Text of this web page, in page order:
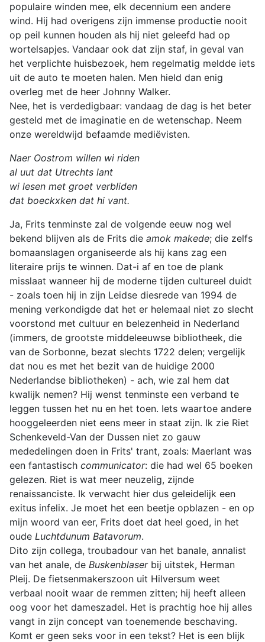
populaire winden mee, elk decennium een andere
wind. Hij had overigens zijn immense productie nooit
op peil kunnen houden als hij niet geleefd had op
wortelsapjes. Vandaar ook dat zijn staf, in geval van
het verplichte huisbezoek, hem regelmatig meldde iets
uit de auto te moeten halen. Men hield dan enig
overleg met de heer Johnny Walker.
Nee, het is verdedigbaar: vandaag de dag is het beter
gesteld met de imaginatie en de wetenschap. Neem
onze wereldwijd befaamde mediëvisten.
Naer Oostrom willen wi riden
al uut dat Utrechts lant
wi lesen met groet verbliden
dat boeckxken dat hi vant.
Ja, Frits tenminste zal de volgende eeuw nog wel
bekend blijven als de Frits die amok makede; die zelfs
bomaanslagen organiseerde als hij kans zag een
literaire prijs te winnen. Dat-i af en toe de plank
misslaat wanneer hij de moderne tijden cultureel duidt
- zoals toen hij in zijn Leidse diesrede van 1994 de
mening verkondigde dat het er helemaal niet zo slecht
voorstond met cultuur en belezenheid in Nederland
(immers, de grootste middeleeuwse bibliotheek, die
van de Sorbonne, bezat slechts 1722 delen; vergelijk
dat nou es met het bezit van de huidige 2000
Nederlandse bibliotheken) - ach, wie zal hem dat
kwalijk nemen? Hij wenst tenminste een verband te
leggen tussen het nu en het toen. Iets waartoe andere
hooggeleerden niet eens meer in staat zijn. Ik zie Riet
Schenkeveld-Van der Dussen niet zo gauw
mededelingen doen in Frits' trant, zoals: Maerlant was
een fantastisch communicator: die had wel 65 boeken
gelezen. Riet is wat meer neuzelig, zijnde
renaissanciste. Ik verwacht hier dus geleidelijk een
exitus infelix. Je moet het een beetje opblazen - en op
mijn woord van eer, Frits doet dat heel goed, in het
oude Luchtdunum Batavorum.
Dito zijn collega, troubadour van het banale, annalist
van het anale, de Buskenblaserbij uitstek, Herman
Pleij. De fietsenmakerszoon uit Hilversum weet
verbaal nooit waar de remmen zitten; hij heeft alleen
oog voor het dameszadel. Het is prachtig hoe hij alles
vangt in zijn concept van toenemende beschaving.
Komt er geen seks voor in een tekst? Het is een blijk